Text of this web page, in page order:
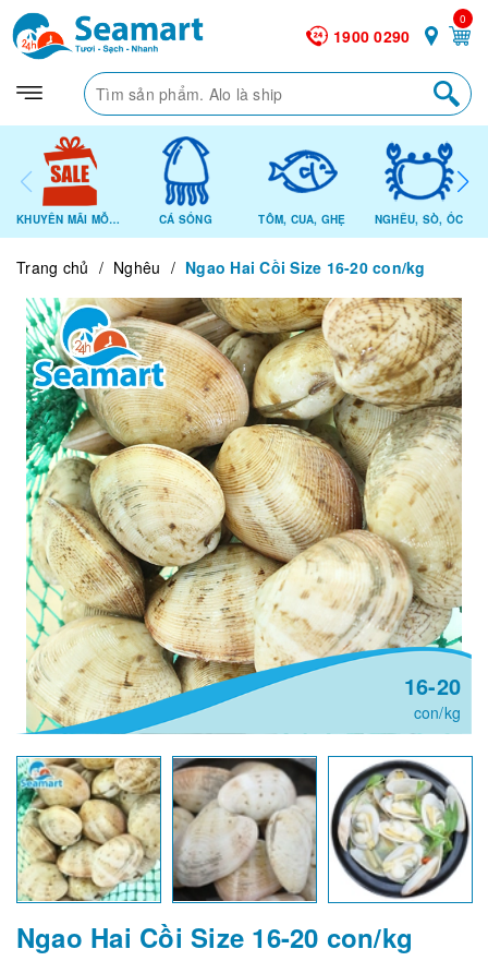
1900 0290
0
KHUYẾN MÃI MỖI NGÀY CÁ SỐNG TÔM, CUA, GHẸ NGHÊU, SÒ, ỐC
Trang chủ / Nghêu / Ngao Hai Cồi Size 16-20 con/kg
16-20
con/kg
Ngao Hai Cồi Size 16-20 con/kg